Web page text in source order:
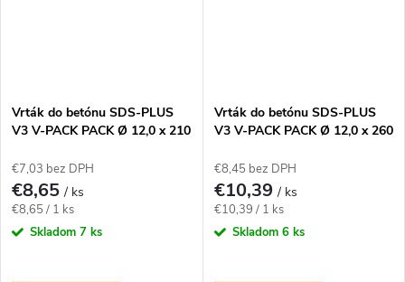
Vrták do betónu SDS-PLUS
V3 V-PACK PACK Ø 12,0 x 210
€7,03 bez DPH
€8,65/ ks
Jednotková
cena:
€8,65 / 1 ks
Skladom 7 ks
Vrták do betónu SDS-PLUS
V3 V-PACK PACK Ø 12,0 x 260
€8,45 bez DPH
€10,39/ ks
Jednotková
cena:
€10,39 / 1 ks
Skladom 6 ks